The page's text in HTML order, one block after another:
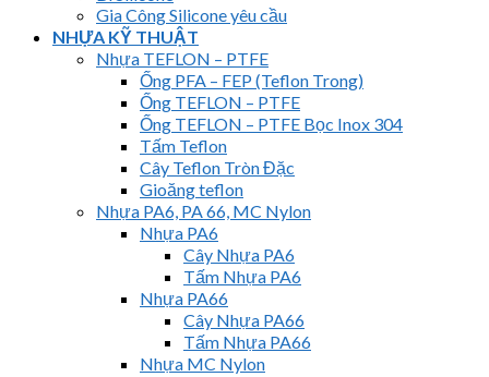
Gia Công Silicone yêu cầu
NHỰA KỸ THUẬT
Nhựa TEFLON – PTFE
Ống PFA – FEP (Teflon Trong)
Ống TEFLON – PTFE
Ống TEFLON – PTFE Bọc Inox 304
Tấm Teflon
Cây Teflon Tròn Đặc
Gioăng teflon
Nhựa PA6, PA 66, MC Nylon
Nhựa PA6
Cây Nhựa PA6
Tấm Nhựa PA6
Nhựa PA66
Cây Nhựa PA66
Tấm Nhựa PA66
Nhựa MC Nylon